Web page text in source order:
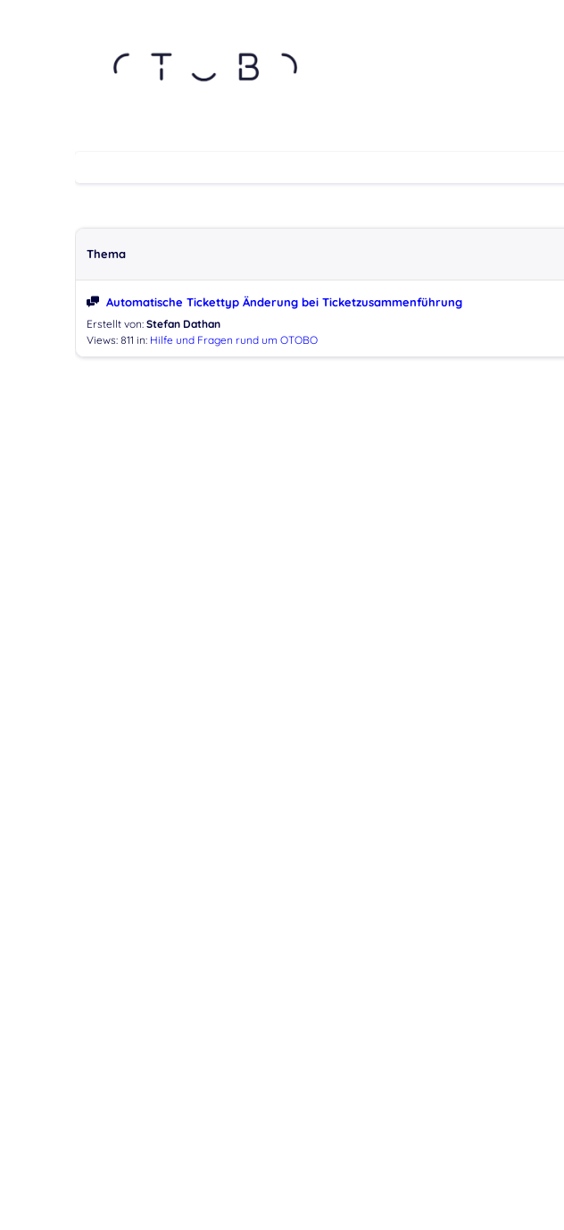
Thema
Automatische Tickettyp Änderung bei Ticketzusammenführung
Erstellt von: Stefan Dathan
Views: 811 in: Hilfe und Fragen rund um OTOBO